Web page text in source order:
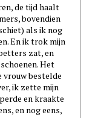
de tijd haalt
bovendien
als ik nog
En ik trok mijn
zat, en
Het
vrouw bestelde
ik zette mijn
en kraakte
en nog eens,